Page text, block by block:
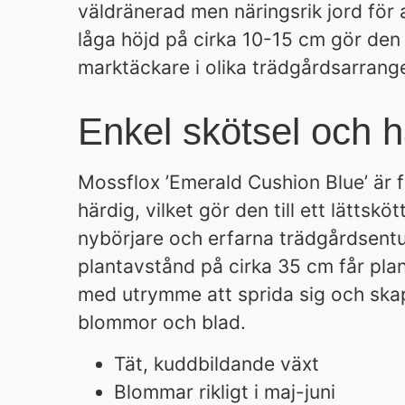
väldränerad men näringsrik jord för
låga höjd på cirka 10-15 cm gör
marktäckare i olika
Enkel skötsel och
Mossflox ’Emerald Cushion Blue’
härdig, vilket gör den till ett
nybörjare och erfarna
plantavstånd på cirka 35 cm får
med utrymme att sprida sig och
blommor och blad.
Tät, kuddbildande växt
Blommar rikligt i maj-juni